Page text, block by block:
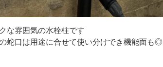
な雰囲気の水栓柱です
蛇口は用途に合せて使い分けでき機能面も◎